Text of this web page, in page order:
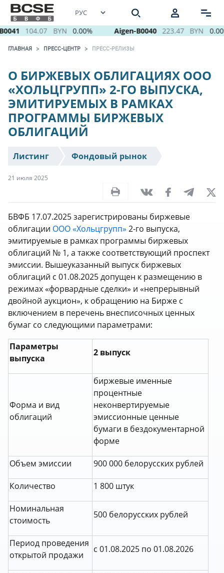
104.07 BYN 0.00% Aigen-B0040 223.47 BYN
ГЛАВНАЯ ПРЕСС-ЦЕНТР ПРЕСС-РЕЛИЗЫ
О БИРЖЕВЫХ ОБЛИГАЦИЯХ ООО
«ХОЛЬЦГРУПП» 2-ГО ВЫПУСКА,
ЭМИТИРУЕМЫХ В РАМКАХ
ПРОГРАММЫ БИРЖЕВЫХ
ОБЛИГАЦИЙ
Листинг Фондовый рынок
21 июля 2025
БВФБ 17.07.2025 зарегистрированы биржевые
облигации ООО «Хольцгрупп» 2-го выпуска,
эмитируемые в рамках программы биржевых
облигаций № 1, а также соответствующий проспект
эмиссии. Вышеуказанный выпуск биржевых
облигаций с 01.08.2025 допущен к размещению в
режимах «форвардные сделки» и «непрерывный
двойной аукцион», к обращению на Бирже с
включением в перечень внесписочных ценных
бумаг со следующими параметрами:
Параметры
выпуска
2 выпуск
Форма и вид
облигаций
биржевые именные
процентные
неконвертируемые
эмиссионные ценные
бумаги в бездокументарной
форме
Объем эмиссии 900 000 белорусских рублей
Количество 1 800 штук
Номинальная
стоимость
500 белорусских рублей
Период проведения
открытой продажи
с 01.08.2025 по 01.08.2026